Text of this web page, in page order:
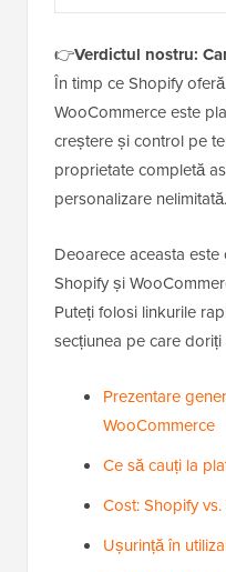
👉Verdictul nostru:
În timp ce Shopify
WooCommerce este
creștere și control pe
proprietate completă
personalizare nelimitată.
Deoarece aceasta
Shopify și
Puteți folosi linkurile
secțiunea pe care doriți
Prezentare
WooCommerce
Ce să cauți la
Cost: Shopify
Ușurință în